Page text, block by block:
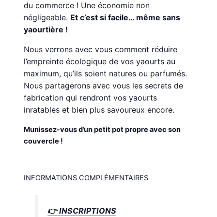
du commerce ! Une économie non
négligeable. Et c’est si facile… même sans
yaourtière !
Nous verrons avec vous comment réduire
l’empreinte écologique de vos yaourts au
maximum, qu’ils soient natures ou parfumés.
Nous partagerons avec vous les secrets de
fabrication qui rendront vos yaourts
inratables et bien plus savoureux encore.
Munissez-vous d’un petit pot propre avec son
couvercle !
INFORMATIONS COMPLÉMENTAIRES
👉 INSCRIPTIONS